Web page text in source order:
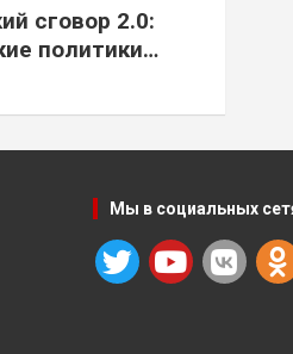
сговор 2.0:
политики
монстра у
Мы в социальных